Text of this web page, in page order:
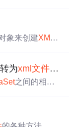
象来创建XML
据库查询数据
转为xml文件函数
之间的相互